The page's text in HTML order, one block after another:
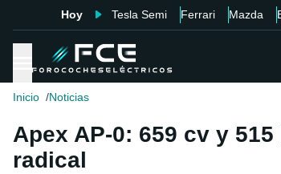
Hoy Tesla Semi Ferrari Mazda
Inicio Noticias
Apex AP-0: 659 cv y
radical